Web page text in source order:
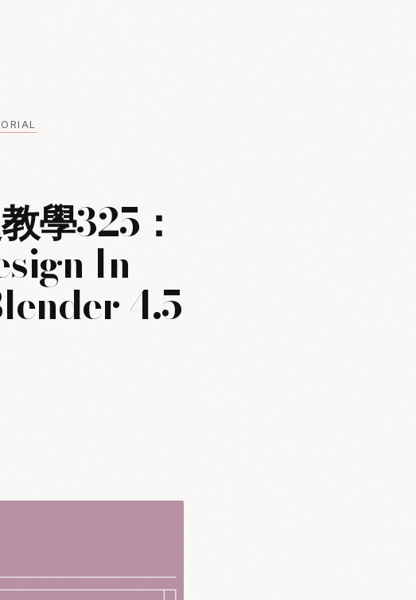
學325：
In
4.5